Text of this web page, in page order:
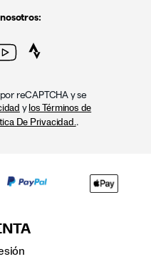
reCAPTCHA y se
y los Términos de
De Privacidad..